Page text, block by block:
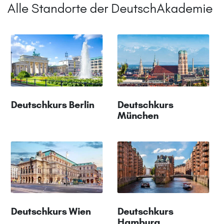
Alle Standorte der DeutschAkademie
Deutschkurs Berlin
Deutschkurs
München
Deutschkurs Wien
Deutschkurs